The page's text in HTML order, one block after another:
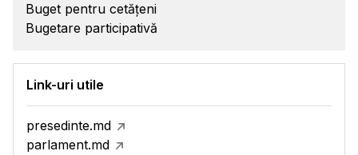
Buget pentru cetățeni
Bugetare participativă
Link-uri utile
presedinte.md
parlament.md